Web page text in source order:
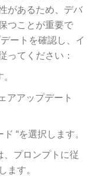
があるため、デバ
つことが重要で
ートを確認し、イ
ってください：
アアップデート
“を選択します。
、プロンプトに従
ます。